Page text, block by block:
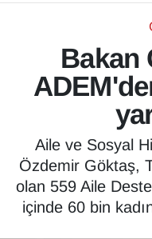
Bakan
Aile ve Sosyal
Özdemir Göktaş,
olan 559 Aile
içinde 60 bin
BİLİM VE
Biyografi
ÇEVRE
Deprem
Van Namaz
Van Trafik
Süper Lig Puan
Tüm Manşetler
Son Dakika